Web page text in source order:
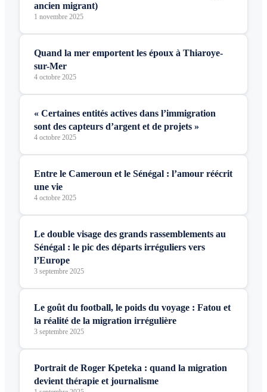
ancien migrant)
1 novembre 2025
Quand la mer emportent les époux à Thiaroye-
sur-Mer
4 octobre 2025
« Certaines entités actives dans l’immigration
sont des capteurs d’argent et de projets »
4 octobre 2025
Entre le Cameroun et le Sénégal : l’amour réécrit
une vie
4 octobre 2025
Le double visage des grands rassemblements au
Sénégal : le pic des départs irréguliers vers
l’Europe
3 septembre 2025
Le goût du football, le poids du voyage : Fatou et
la réalité de la migration irrégulière
3 septembre 2025
Portrait de Roger Kpeteka : quand la migration
devient thérapie et journalisme